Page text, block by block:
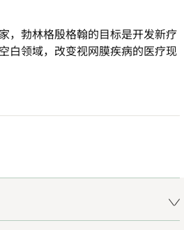
，勃林格殷格翰的目标是开发新疗
白领域，改变视网膜疾病的医疗现